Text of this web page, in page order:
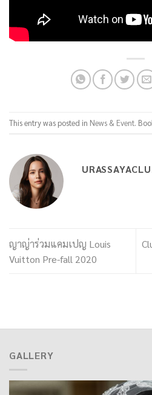
This entry was posted in News & Event.
ญาญ่าร่วมแคมเปญ Louis
Vuitton Pre-fall 2020
GALLERY